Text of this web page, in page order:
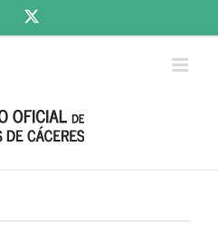
Facebook